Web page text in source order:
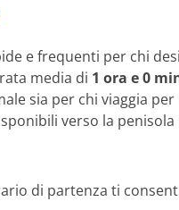
e frequenti per chi
media di 1 ora e 0
sia per chi viaggia
verso la penisola
di partenza ti